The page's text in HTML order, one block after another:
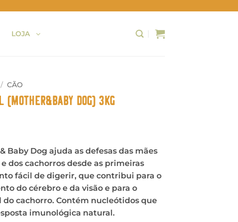
LOJA
/ CÃO
dog) 3Kg
Baby Dog ajuda as defesas das mães
dos cachorros desde as primeiras
fácil de digerir, que contribui para o
do cérebro e da visão e para o
cachorro. Contém nucleótidos que
imunológica natural.